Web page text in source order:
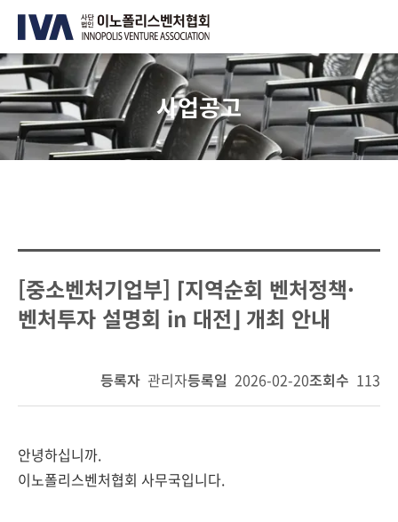
사업공고
[중소벤처기업부] ⌈지역순회 벤처정책·
벤처투자 설명회 in 대전⌋ 개최 안내
등록자 관리자등록일 2026-02-20조회수 113
안녕하십니까.
이노폴리스벤처협회 사무국입니다.